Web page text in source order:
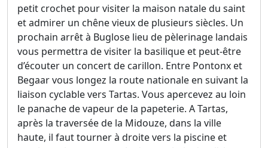
petit crochet pour visiter la maison natale du saint
et admirer un chêne vieux de plusieurs siècles. Un
prochain arrêt à Buglose lieu de pèlerinage landais
vous permettra de visiter la basilique et peut-être
d’écouter un concert de carillon. Entre Pontonx et
Begaar vous longez la route nationale en suivant la
liaison cyclable vers Tartas. Vous apercevez au loin
le panache de vapeur de la papeterie. A Tartas,
après la traversée de la Midouze, dans la ville
haute, il faut tourner à droite vers la piscine et